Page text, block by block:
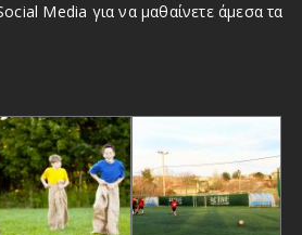
Media για να μαθαίνετε άμεσα τα